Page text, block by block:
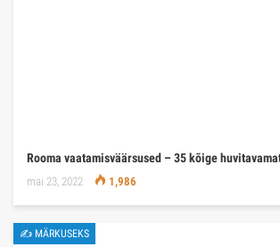
Rooma vaatamisväärsused – 35 kõige
mai 23, 2022 1,986
✍ MÄRKUSEKS